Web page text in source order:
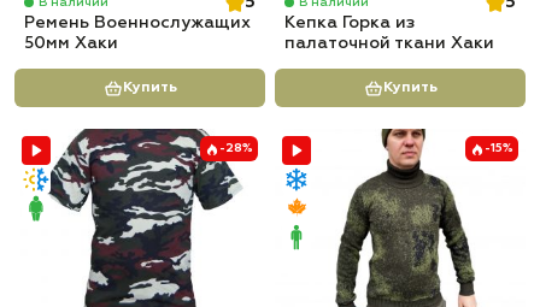
Ремень Военнослужащих
50мм Хаки
Купить
Кепка Горка из
палаточной ткани Хаки
Купить
-28% -15%